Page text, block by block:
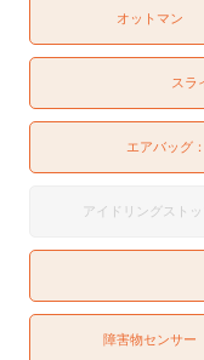
オットマン
スラ
エアバッグ：
アイドリングストッ
障害物センサー